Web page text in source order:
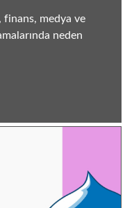
finans, medya ve
neden